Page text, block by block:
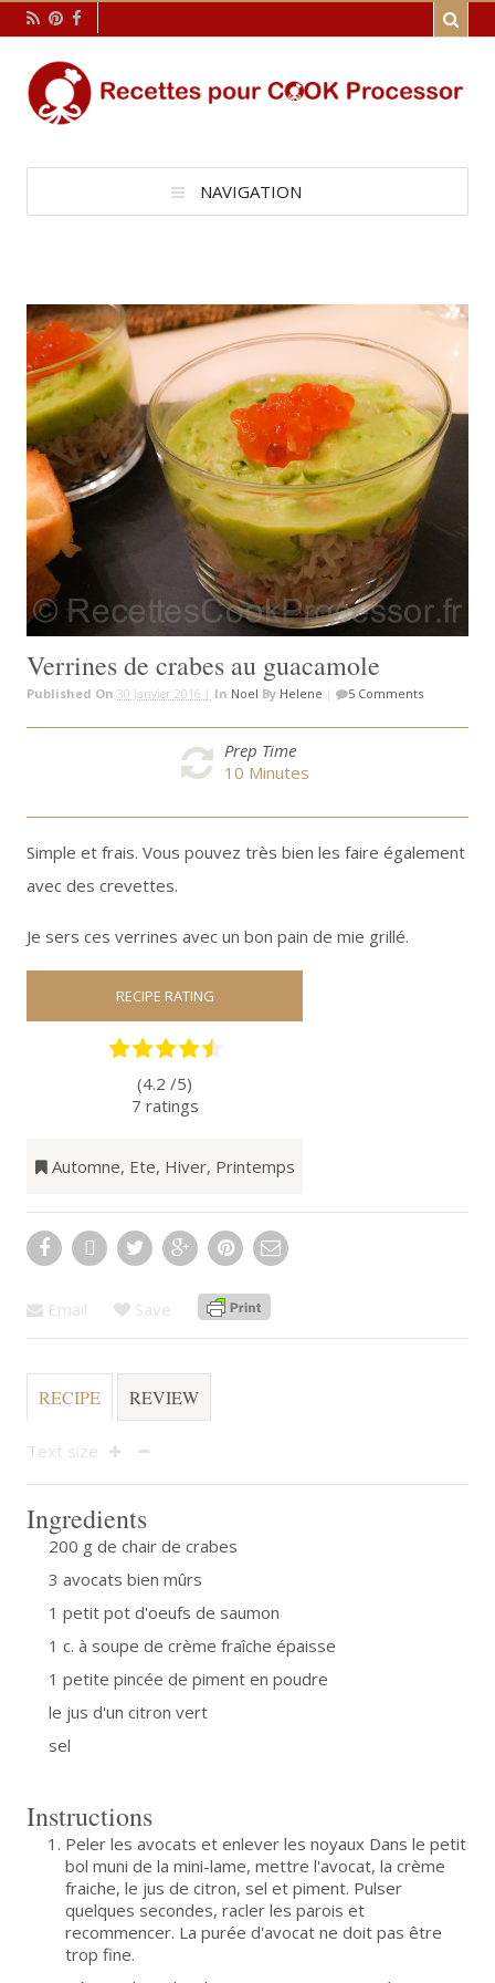
NAVIGATION
Verrines de crabes au guacamole
Published On30 Janvier 2016 | In Noel By Helene | 5 Comments
Prep Time
10 Minutes
Simple et frais. Vous pouvez très bien les faire également
avec des crevettes.
Je sers ces verrines avec un bon pain de mie grillé.
RECIPE RATING
(4.2 /5)
7 ratings
Automne, Ete, Hiver, Printemps
Email Save
RECIPE REVIEW
Text size
Ingredients
200 g de chair de crabes
3 avocats bien mûrs
1 petit pot d'oeufs de saumon
1 c. à soupe de crème fraîche épaisse
1 petite pincée de piment en poudre
le jus d'un citron vert
sel
Instructions
Peler les avocats et enlever les noyaux Dans le petit
bol muni de la mini-lame, mettre l'avocat, la crème
fraiche, le jus de citron, sel et piment. Pulser
quelques secondes, racler les parois et
recommencer. La purée d'avocat ne doit pas être
trop fine.